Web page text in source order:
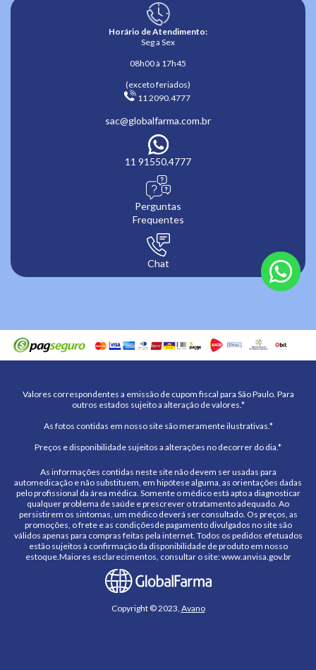
Horário de Atendimento:
Seg a Sex
08h00 à 17h45
(exceto feriados)
11 2090.4777
sac@globalfarma.com.br
11 91550.4777
Perguntas
Frequentes
Chat
Valores correspondentes a emissão de cupom fiscal para São Paulo. Para
outros estados sujeito a alteração de valores.*
As fotos contidas em nosso site são meramente ilustrativas.*
Preços e disponibilidade sujeitos a alterações no decorrer do dia.*
As informações contidas neste site não devem ser usadas para
automedicação e não substituem, em hipótese alguma, as orientações dadas
pelo profissional da área médica. Somente o médico está apto a diagnosticar
qualquer problema de saúde e prescrever o tratamento adequado. Ao
persistirem os sintomas, um médico deverá ser consultado. Os preços, as
promoções, o frete e as condiçõesde pagamento divulgados no site são
válidos apenas para compras feitas pela internet. Todos os pedidos efetuados
estão sujeitos à confirmação da disponibilidade de produto em nosso
estoque.Maiores esclarecimentos, consultar o site: www.anvisa.gov.br
Copyright © 2023, Avano